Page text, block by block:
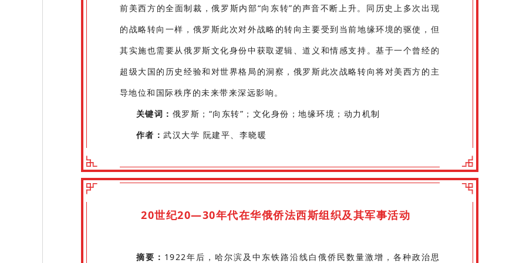
前美西方的全面制裁，俄罗斯内部“向东转”的声音不断上升。同历史上多次出现
的战略转向一样，俄罗斯此次对外战略的转向主要受到当前地缘环境的驱使，但
其实施也需要从俄罗斯文化身份中获取逻辑、道义和情感支持。基于一个曾经的
超级大国的历史经验和对世界格局的洞察，俄罗斯此次战略转向将对美西方的主
导地位和国际秩序的未来带来深远影响。
关键词： 俄罗斯；“向东转”；文化身份；地缘环境；动力机制
作者：武汉大学 阮建平、李晓暖
20世纪20—30年代在华俄侨法西斯组织及其军事活动
摘要： 1922年后，哈尔滨及中东铁路沿线白俄侨民数量激增，各种政治思